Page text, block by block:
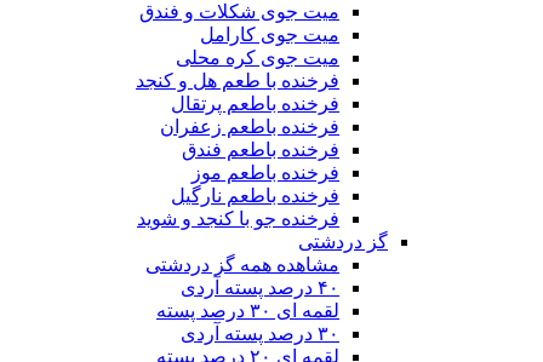
میت جوی شکلات و فندق
میت جوی کارامل
میت جوی کره محلی
فرخنده با طعم هل و کنجد
فرخنده باطعم پرتقال
فرخنده باطعم زعفران
فرخنده باطعم فندق
فرخنده باطعم موز
فرخنده باطعم نارگیل
فرخنده جو با کنجد و شوید
گز دردشتی
مشاهده همه گز دردشتی
۴۰ درصد پسته آردی
لقمه ای ۳۰ درصد پسته
۳۰ درصد پسته آردی
لقمه ای ۲۰ درصد پسته